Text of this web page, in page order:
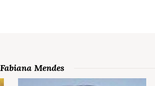
Mendes